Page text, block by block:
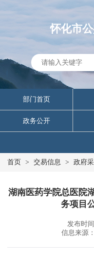
怀化市
部门首页
政务公开
首页 > 交易信息 > 政府
湖南医药学院总医院
务项目
发布时
信息来源